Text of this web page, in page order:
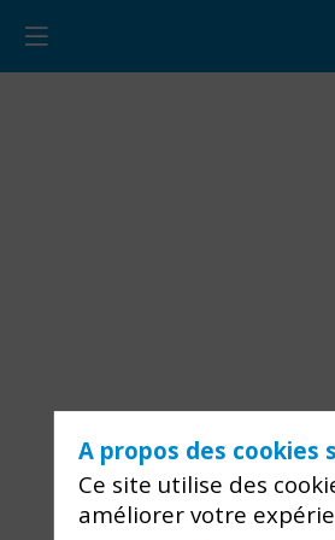
Vous devez vous
A propos des cookies
Ce site utilise des
améliorer votre